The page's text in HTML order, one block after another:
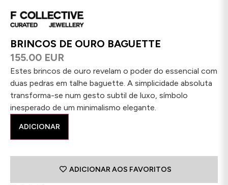
BRINCOS DE OURO BAGUETTE
155.00 EUR
Estes brincos de ouro revelam o poder do essencial com
duas pedras em talhe baguette. A simplicidade absoluta
transforma-se num gesto subtil de luxo, símbolo
inesperado de um minimalismo elegante.
ADICIONAR
ADICIONAR AOS FAVORITOS